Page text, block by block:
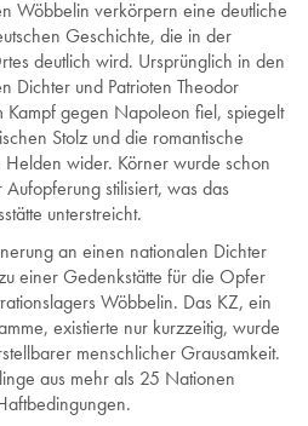
Wöbbelin verkörpern eine deutliche
Geschichte, die in der
deutlich wird. Ursprünglich in den
Dichter und Patrioten Theodor
Kampf gegen Napoleon fiel, spiegelt
Stolz und die romantische
wider. Körner wurde schon
stilisiert, was das
unterstreicht.
an einen nationalen Dichter
einer Gedenkstätte für die Opfer
Wöbbelin. Das KZ, ein
existierte nur kurzzeitig, wurde
menschlicher Grausamkeit.
aus mehr als 25 Nationen